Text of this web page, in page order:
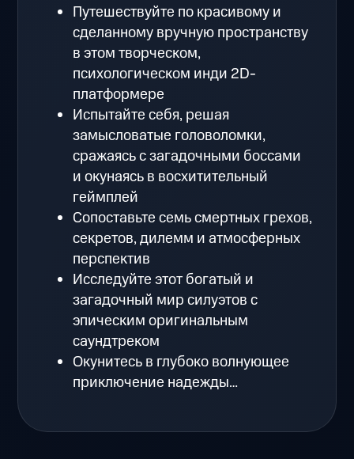
Путешествуйте по красивому и
сделанному вручную пространству
в этом творческом,
психологическом инди 2D-
платформере
Испытайте себя, решая
замысловатые головоломки,
сражаясь с загадочными боссами
и окунаясь в восхитительный
геймплей
Сопоставьте семь смертных грехов,
секретов, дилемм и атмосферных
перспектив
Исследуйте этот богатый и
загадочный мир силуэтов с
эпическим оригинальным
саундтреком
Окунитесь в глубоко волнующее
приключение надежды…